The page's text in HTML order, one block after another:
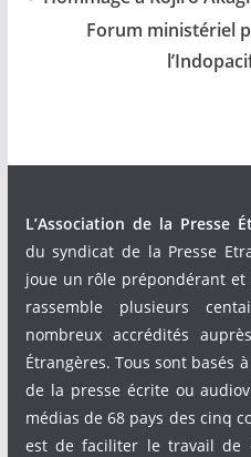
Forum ministériel
L’Association de la Presse
du syndicat de la Presse
joue un rôle prépondérant et
rassemble plusieurs
nombreux accrédités
Étrangères. Tous sont basés
de la presse écrite ou
médias de 68 pays des cinq
est de faciliter le travail de